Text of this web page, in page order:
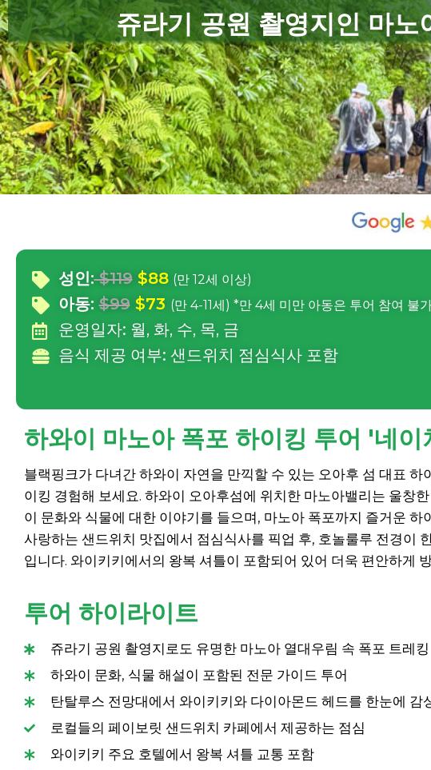
쥬라기 공원 촬영지인 마노
성인:$119$88 (만 12세 이상)
아동:$99$73 (만 4-11세) *만 4세 미만 아동은 투어 참여 불
운영일자: 월, 화, 수, 목, 금
음식 제공 여부: 샌드위치 점심식사 포함
하와이 마노아 폭포 하이킹 투어 '네이
블랙핑크가 다녀간 하와이 자연을 만끽할 수 있는 오아후 섬 대표
이킹 경험해 보세요. 하와이 오아후섬에 위치한 마노아밸리는 울창
이 문화와 식물에 대한 이야기를 들으며, 마노아 폭포까지 즐거운
사랑하는 샌드위치 맛집에서 점심식사를 픽업 후, 호놀룰루 전경이
입니다. 와이키키에서의 왕복 셔틀이 포함되어 있어 더욱 편안하게
투어 하이라이트
쥬라기 공원 촬영지로도 유명한 마노아 열대우림 속 폭포 트레킹
하와이 문화, 식물 해설이 포함된 전문 가이드 투어
탄탈루스 전망대에서 와이키키와 다이아몬드 헤드를 한눈에 감
로컬들의 페이보릿 샌드위치 카페에서 제공하는 점심
와이키키 주요 호텔에서 왕복 셔틀 교통 포함